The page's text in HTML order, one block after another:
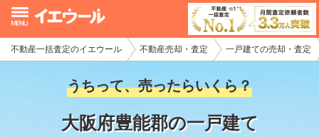
不動産一括査定のイエウール 不動産売却・査定 一戸建ての売却・査定
うちって、売ったらいくら？
大阪府豊能郡の一戸建て
イエウール加盟希望の不動産会社様
初めての方へ
不動産売却の流れ